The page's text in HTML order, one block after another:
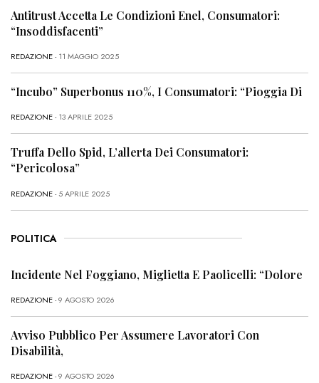
Antitrust Accetta Le Condizioni Enel, Consumatori:
“Insoddisfacenti”
REDAZIONE- 11 MAGGIO 2025
“Incubo” Superbonus 110%, I Consumatori: “Pioggia Di
REDAZIONE- 13 APRILE 2025
Truffa Dello Spid, L’allerta Dei Consumatori:
“Pericolosa”
REDAZIONE- 5 APRILE 2025
POLITICA
Incidente Nel Foggiano, Miglietta E Paolicelli: “Dolore
REDAZIONE- 9 AGOSTO 2026
Avviso Pubblico Per Assumere Lavoratori Con
Disabilità,
REDAZIONE- 9 AGOSTO 2026